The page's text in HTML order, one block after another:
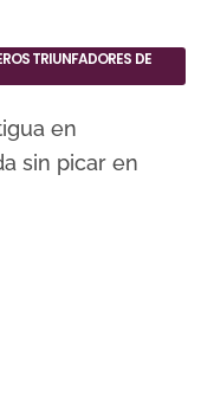
TRIUNFADORES DE
sin picar en